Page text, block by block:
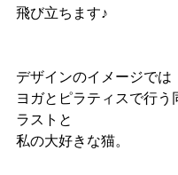
飛び立ちます♪
デザインのイメージでは
ヨガとピラティスで行う
ラストと
私の大好きな猫。